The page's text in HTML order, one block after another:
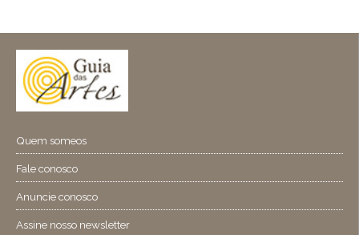
Quem someos
Fale conosco
Anuncie conosco
Assine nosso newsletter